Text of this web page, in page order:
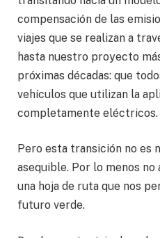
compensación de las
viajes que se realizan a
hasta nuestro proyecto
próximas décadas: que
vehículos que utilizan la
completamente eléctricos.
Pero esta transición no es
asequible. Por lo menos
una hoja de ruta que nos
futuro verde.